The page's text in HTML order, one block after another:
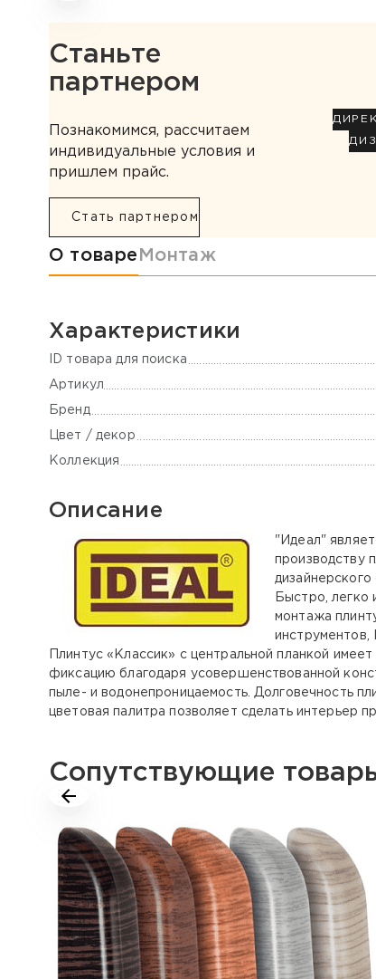
Станьте
партнером
Познакомимся, рассчитаем
индивидуальные условия и
пришлем прайс.
Стать партнером
Информация о товаре
О товаре Монтаж
Характеристики
ID товара для поиска
Артикул
Бренд
Цвет / декор
Коллекция
Описание
"Идеал"
производству
Быстро, легко
монтажа
инструментов,
Плинтус «Классик» с центральной планкой
фиксацию благодаря усовершенствованной
пыле- и водонепроницаемость. Долговечность
цветовая палитра позволяет сделать интерьер
Сопутствующие